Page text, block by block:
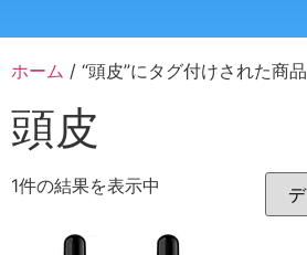
ホーム / “頭皮”にタグ付けされた商品
頭皮
1件の結果を表示中